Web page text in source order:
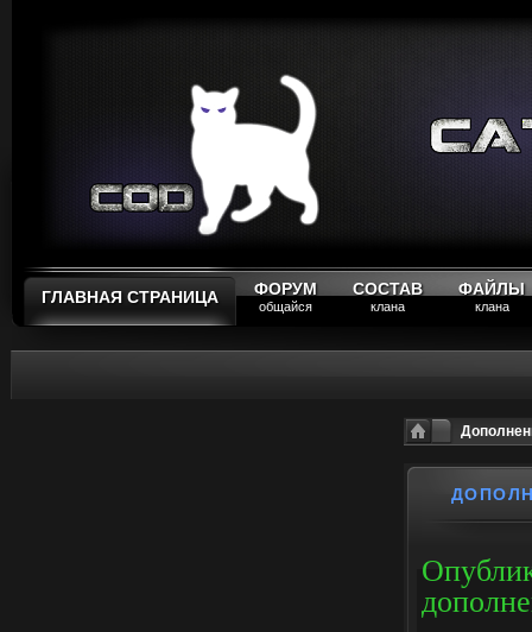
ГЛАВНАЯ СТРАНИЦА ФОРУМ
общайся
СОСТАВ
клана
ФАЙЛЫ
клана